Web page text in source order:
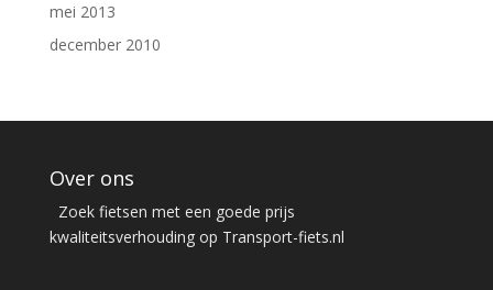
mei 2013
december 2010
Over ons
Zoek fietsen met een goede prijs
kwaliteitsverhouding op Transport-fiets.nl